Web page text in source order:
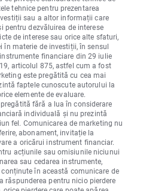
tehnice pentru prezentarea
sau a altor informații care
pentru dezvăluirea de interese
de interese sau orice alte sfaturi,
materie de investiții, în sensul
financiare din 29 iulie
articolul 875, astfel cum a fost
este pregătită cu cea mai
faptele cunoscute autorului la
elemente de evaluare.
fără a lua în considerare
individuală și nu prezintă
fel. Comunicarea de marketing nu
abonament, invitație la
a oricărui instrument financiar.
acțiunile sau omisiunile niciunui
sau cedarea instrumente,
în această comunicare de
răspunderea pentru nicio pierdere